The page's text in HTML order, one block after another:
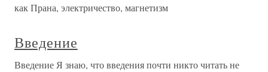
как Прана, электричество, магнетизм
Введение
Введение Я знаю, что введения почти никто читать не